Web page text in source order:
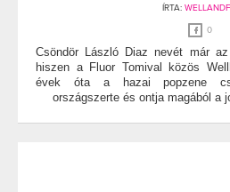
ÍRTA:
0
Csöndör László Diaz nevét már
hiszen a Fluor Tomival közös
évek óta a hazai popzene
országszerte és ontja magából a